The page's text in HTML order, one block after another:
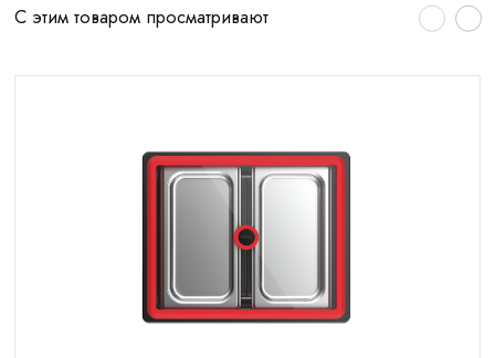
С этим товаром просматривают